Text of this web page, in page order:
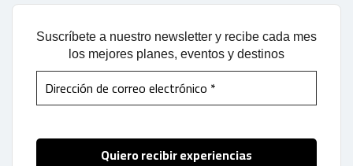
Suscríbete a nuestro newsletter y recibe cada mes
los mejores planes, eventos y destinos